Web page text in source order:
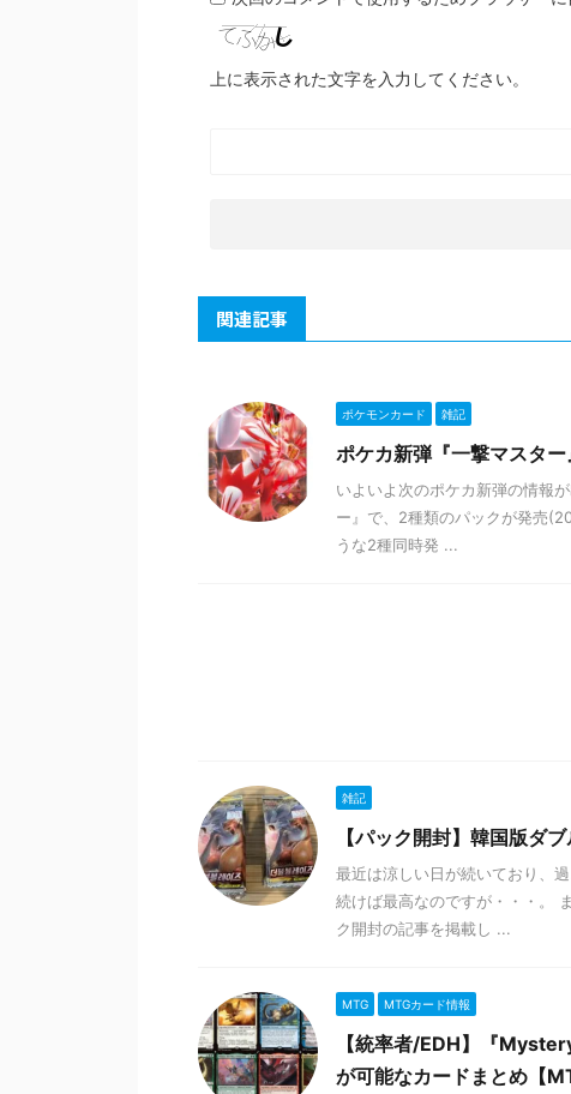
上に表示された文字を入力してください。
関連記事
ポケモンカード 雑記
ポケカ新弾『一撃マスター
いよいよ次のポケカ新弾の情報
ー』で、2種類のパックが発売
うな2種同時発 ...
雑記
【パック開封】韓国版ダ
最近は涼しい日が続いており、
続けば最高なのですが・・・。
ク開封の記事を掲載し ...
MTG MTGカード情報
【統率者/EDH】『
が可能なカードまとめ【